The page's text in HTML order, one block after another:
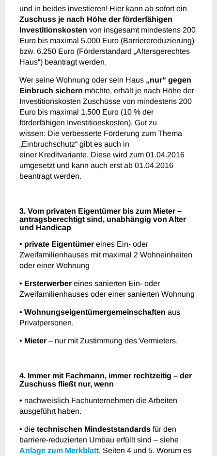
und in beides investieren! Hier kann ab sofort ein
Zuschuss je nach Höhe der förderfähigen
Investitionskosten von insgesamt mindestens 200
Euro bis maximal 5.000 Euro (Barrierereduzierung)
bzw. 6.250 Euro (Förderstandard „Altersgerechtes
Haus“) beantragt werden.
Wer seine Wohnung oder sein Haus „nur“ gegen
Einbruch sichern möchte, erhält je nach Höhe der
Investitionskosten Zuschüsse von mindestens 200
Euro bis maximal 1.500 Euro (10 % der
förderfähigen Investitionskosten). Gut zu
wissen: Die verbesserte Förderung zum Thema
„Einbruchschutz“ gibt es auch in
einer Kreditvariante. Diese wird zum 01.04.2016
umgesetzt und kann auch erst ab 01.04.2016
beantragt werden.
3. Vom privaten Eigentümer bis zum Mieter –
antragsberechtigt sind, unabhängig von Alter
und Handicap
• private Eigentümer eines Ein- oder
Zweifamilienhauses mit maximal 2 Wohneinheiten
oder einer Wohnung
• Ersterwerber eines sanierten Ein- oder
Zweifamilienhauses oder einer sanierten Wohnung
• Wohnungseigentümergemeinschaften aus
Privatpersonen.
• Mieter – nur mit Zustimmung des Vermieters.
4. Immer mit Fachmann, immer rechtzeitig – der
Zuschuss fließt nur, wenn
• nachweislich Fachunternehmen die Arbeiten
ausgeführt haben.
• die technischen Mindeststandards für den
barriere-reduzierten Umbau erfüllt sind – siehe
Anlage zum Merkblatt, Seiten 4 und 5. Worum es